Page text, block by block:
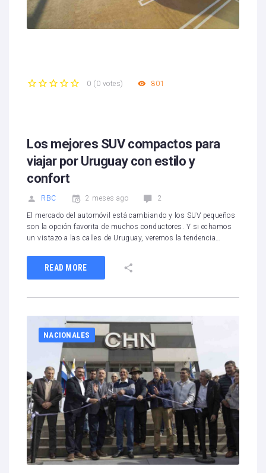
0 ( 0 votes) 801
Los mejores SUV compactos para
viajar por Uruguay con estilo y
confort
RBC 2 meses ago 2
El mercado del automóvil está cambiando y los SUV pequeños
son la opción favorita de muchos conductores. Y si echamos
un vistazo a las calles de Uruguay, veremos la tendencia…
READ MORE
NACIONALES